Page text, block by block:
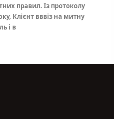
правил. Із протоколу
Клієнт вввіз на митну
і в